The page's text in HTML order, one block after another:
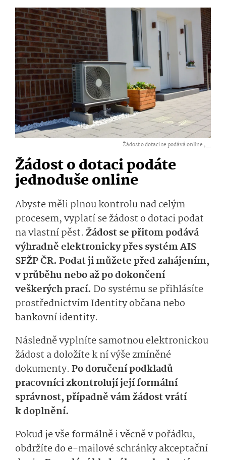
Žádost o dotaci se podává online ,...
Žádost o dotaci podáte
jednoduše online
Abyste měli plnou kontrolu nad celým
procesem, vyplatí se žádost o dotaci podat
na vlastní pěst. Žádost se přitom podává
výhradně elektronicky přes systém AIS
SFŽP ČR. Podat ji můžete před zahájením,
v průběhu nebo až po dokončení
veškerých prací. Do systému se přihlásíte
prostřednictvím Identity občana nebo
bankovní identity.
Následně vyplníte samotnou elektronickou
žádost a doložíte k ní výše zmíněné
dokumenty. Po doručení podkladů
pracovníci zkontrolují její formální
správnost, případně vám žádost vrátí
k doplnění.
Pokud je vše formálně i věcně v pořádku,
obdržíte do e-mailové schránky akceptační